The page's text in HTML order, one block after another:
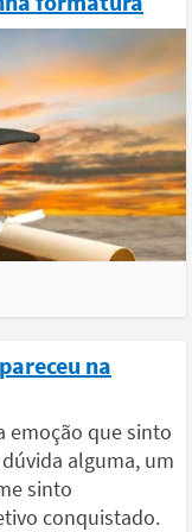
na
emoção que sinto
alguma, um
sinto
conquistado.